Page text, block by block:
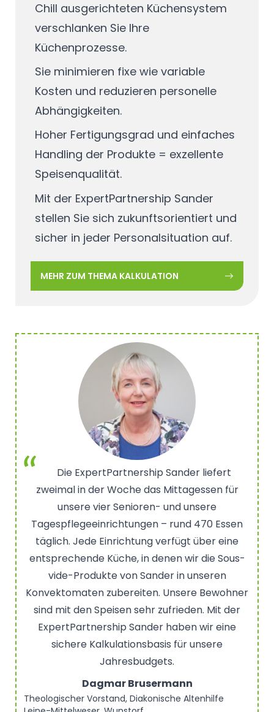
Chill ausgerichteten Küchensystem
verschlanken Sie Ihre
Küchenprozesse.
Sie minimieren fixe wie variable
Kosten und reduzieren personelle
Abhängigkeiten.
Hoher Fertigungsgrad und einfaches
Handling der Produkte = exzellente
Speisenqualität.
Mit der ExpertPartnership Sander
stellen Sie sich zukunftsorientiert und
sicher in jeder Personalsituation auf.
MEHR ZUM THEMA KALKULATION
Die ExpertPartnership Sander liefert
zweimal in der Woche das Mittagessen für
unsere vier Senioren- und unsere
Tagespflegeeinrichtungen – rund 470 Essen
täglich. Jede Einrichtung verfügt über eine
entsprechende Küche, in denen wir die Sous-
vide-Produkte von Sander in unseren
Konvektomaten zubereiten. Unsere Bewohner
sind mit den Speisen sehr zufrieden. Mit der
ExpertPartnership Sander haben wir eine
sichere Kalkulationsbasis für unsere
Jahresbudgets.
Dagmar Brusermann
Theologischer Vorstand, Diakonische Altenhilfe